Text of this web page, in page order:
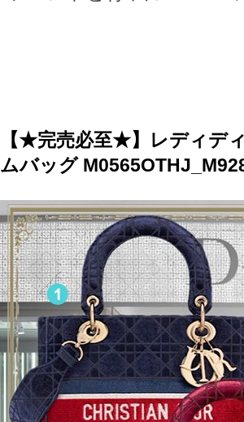
【★完売必至★】レディデ
ムバッグ